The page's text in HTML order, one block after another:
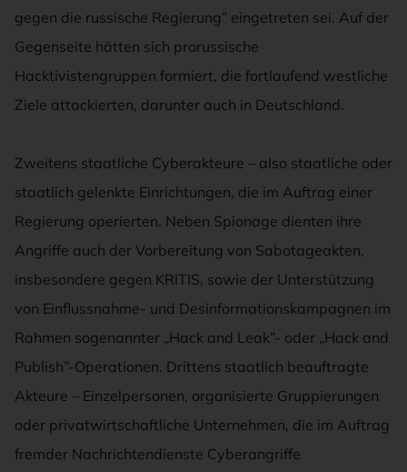
gegen die russische Regierung” eingetreten sei. Auf der
Gegenseite hätten sich prorussische
Hacktivistengruppen formiert, die fortlaufend westliche
Ziele attackierten, darunter auch in Deutschland.
Zweitens staatliche Cyberakteure – also staatliche oder
staatlich gelenkte Einrichtungen, die im Auftrag einer
Regierung operierten. Neben Spionage dienten ihre
Angriffe auch der Vorbereitung von Sabotageakten,
insbesondere gegen KRITIS, sowie der Unterstützung
von Einflussnahme- und Desinformationskampagnen im
Rahmen sogenannter „Hack and Leak”- oder „Hack and
Publish”-Operationen. Drittens staatlich beauftragte
Akteure – Einzelpersonen, organisierte Gruppierungen
oder privatwirtschaftliche Unternehmen, die im Auftrag
fremder Nachrichtendienste Cyberangriffe